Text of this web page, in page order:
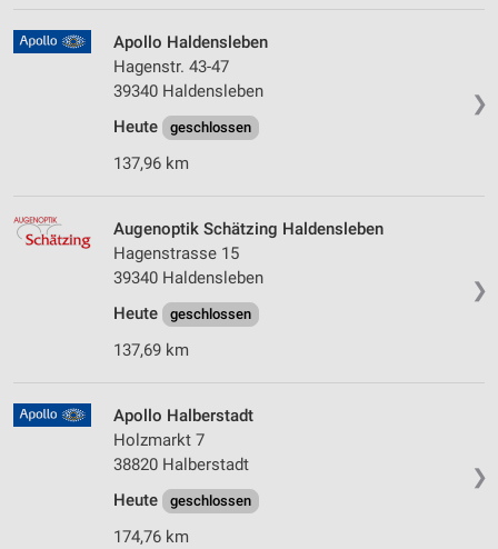
❯
Apollo Haldensleben
Hagenstr. 43-47
39340 Haldensleben
Heute
geschlossen
137,96 km
❯
Augenoptik Schätzing Haldensleben
Hagenstrasse 15
39340 Haldensleben
Heute
geschlossen
137,69 km
❯
Apollo Halberstadt
Holzmarkt 7
38820 Halberstadt
Heute
geschlossen
174,76 km